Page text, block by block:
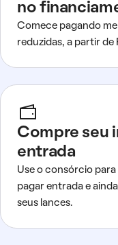
no
Comece pagando
reduzidas, a partir de
Compre seu
entrada
Use o consórcio
pagar entrada e
seus lances.